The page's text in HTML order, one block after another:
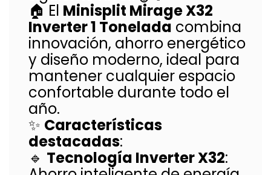
🏠 El Minisplit Mirage X32
Inverter 1 Tonelada combina
innovación, ahorro energético
y diseño moderno, ideal para
mantener cualquier espacio
confortable durante todo el
año.
✨ Características
destacadas:
🔹 Tecnología Inverter X32: